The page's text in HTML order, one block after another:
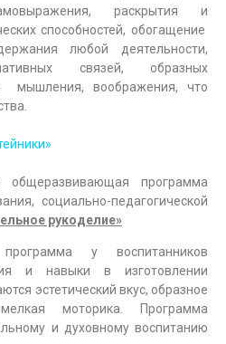
раскрытия и
способностей, обогащение
любой деятельности,
связей, образных
мышления, воображения, что
общеразвивающая программа
социально-педагогической
рукоделие»
у воспитанников
и навыки в изготовлении
эстетический вкус, образное
моторика. Программа
и духовному воспитанию